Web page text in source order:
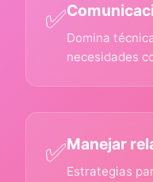
✅
Domina
necesidades
✅Manejar
Estrategias